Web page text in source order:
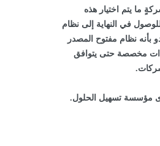
ما يتم اختيار هذه
في النهاية إلى نظام
بأنه نظام مفتوح المصدر
مخصصة حتى يتوافق
مؤسسة تسهيل الحلول.